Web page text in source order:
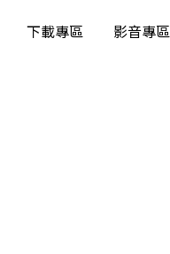
下載專區 影音專區